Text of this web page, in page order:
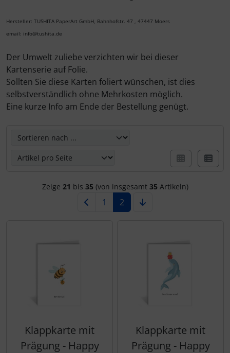
Hersteller: TUSHITA PaperArt GmbH, Bahnhofstr. 47 , 47447 Moers
email: info@tushita.de
Der Umwelt zuliebe verzichten wir bei dieser
Kartenserie auf Folie.
Sollten Sie diese Karten foliert wünschen, ist dies
selbstverständlich ohne Mehrkosten möglich.
Eine kurze Info am Ende der Bestellung genügt.
Zeige 21 bis 35 (von insgesamt 35 Artikeln)
1 2
Klappkarte mit
Prägung - Happy
Klappkarte mit
Prägung - Happy
Kalender 2027 - Organizer / Planer
Postkarten - Tiere, Natur, Landschaften
Postkarten - Hochzeit / Geburt / Genesung
Postkarten - Weihnachten
Postkarten - Sonstiges
Klappkarten - Retro / Vintage
Klappkarten - Weihnachten
Klappkarten - Verschiedenes